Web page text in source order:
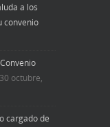
a los
convenio
30 octubre,
cargado de